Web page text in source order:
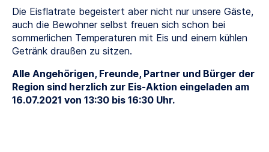
Die Eisflatrate begeistert aber nicht nur unsere Gäste,
auch die Bewohner selbst freuen sich schon bei
sommerlichen Temperaturen mit Eis und einem kühlen
Getränk draußen zu sitzen.
Alle Angehörigen, Freunde, Partner und Bürger der
Region sind herzlich zur Eis-Aktion eingeladen am
16.07.2021 von 13:30 bis 16:30 Uhr.